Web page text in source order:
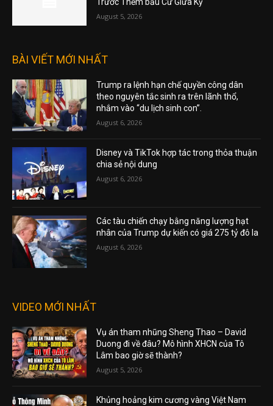
August 5, 2026
BÀI VIẾT MỚI NHẤT
Trump ra lệnh hạn chế quyền công dân
theo nguyên tắc sinh ra trên lãnh thổ,
nhắm vào “du lịch sinh con”.
August 6, 2026
Disney và TikTok hợp tác trong thỏa thuận
chia sẻ nội dung
August 6, 2026
Các tàu chiến chạy bằng năng lượng hạt
nhân của Trump dự kiến có giá 275 tỷ đô la
August 6, 2026
VIDEO MỚI NHẤT
Vụ án tham nhũng Sheng Thao – David
Duong đi về đâu? Mô hình XHCN của Tô
Lâm bao giờ sẽ thành?
August 5, 2026
Khủng hoảng kim cương vàng Việt Nam